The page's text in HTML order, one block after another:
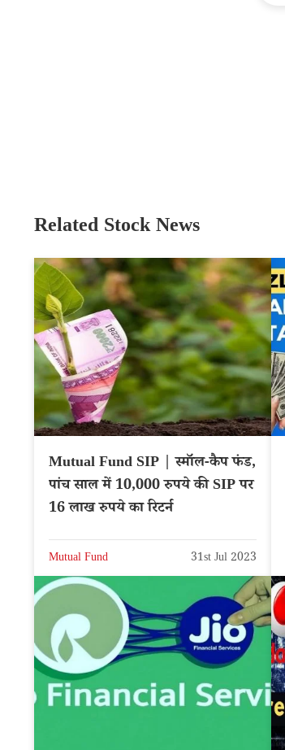
Related Stock News
Mutual Fund SIP | स्मॉल-कैप फंड,
पांच साल में 10,000 रुपये की SIP पर
16 लाख रुपये का रिटर्न
Mutual Fund 31st Jul 2023